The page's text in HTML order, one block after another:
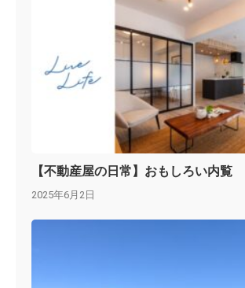
【不動産屋の日常】おもしろい内覧
2025年6月2日